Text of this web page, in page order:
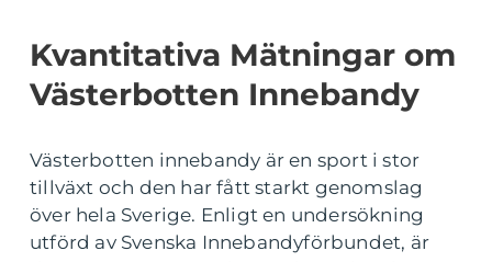
Kvantitativa Mätningar om
Västerbotten Innebandy
Västerbotten innebandy är en sport i stor
tillväxt och den har fått starkt genomslag
över hela Sverige. Enligt en undersökning
utförd av Svenska Innebandyförbundet, är